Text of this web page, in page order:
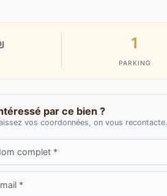
1
PARKING
par ce bien ?
vos coordonnées, on vous recontacte.